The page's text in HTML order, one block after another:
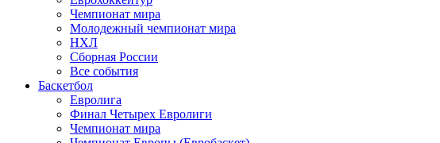
Чемпионат мира
Молодежный чемпионат мира
НХЛ
Сборная России
Все события
Баскетбол
Евролига
Финал Четырех Евролиги
Чемпионат мира